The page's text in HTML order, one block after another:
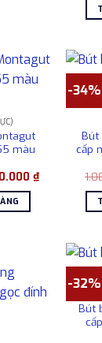
1.500.000 ₫.
màu
₫.
₫Giá
hiện
2.500.000
-34%
Bút
cấp
-32%
Bút